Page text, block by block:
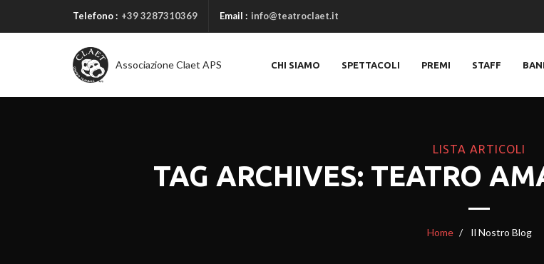
Telefono : +39 3287310369 Email : info@teatroclaet.it
Associazione Claet APS CHI SIAMO SPETTACOLI PREMI STAFF
LISTA ARTICOLI
TAG ARCHIVES: TEATRO
Home Il Nostro Blog